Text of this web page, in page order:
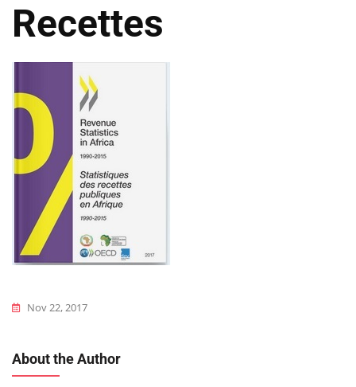
Recettes
Nov 22, 2017
About the Author